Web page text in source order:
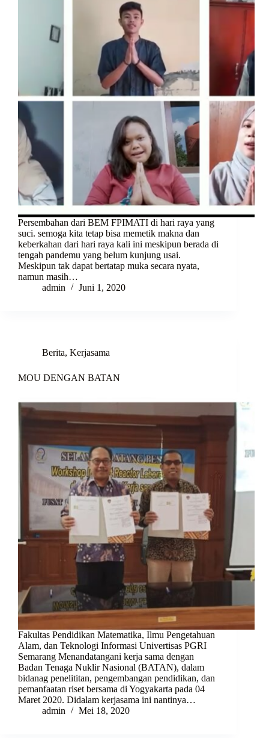
Persembahan dari BEM FPIMATI di hari raya yang
suci. semoga kita tetap bisa memetik makna dan
keberkahan dari hari raya kali ini meskipun berada di
tengah pandemu yang belum kunjung usai.
Meskipun tak dapat bertatap muka secara nyata,
namun masih…
admin
Juni 1, 2020
Berita, Kerjasama
MOU DENGAN BATAN
Fakultas Pendidikan Matematika, Ilmu Pengetahuan
Alam, dan Teknologi Informasi Univertisas PGRI
Semarang Menandatangani kerja sama dengan
Badan Tenaga Nuklir Nasional (BATAN), dalam
bidanag penelititan, pengembangan pendidikan, dan
pemanfaatan riset bersama di Yogyakarta pada 04
Maret 2020. Didalam kerjasama ini nantinya…
admin
Mei 18, 2020